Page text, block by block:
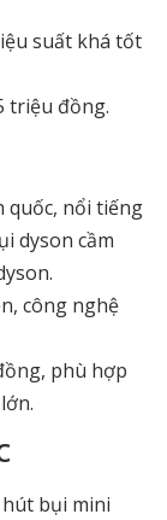
suất khá tốt
triệu đồng.
quốc, nổi tiếng
dyson cầm
.
công nghệ
phù hợp
hút bụi mini